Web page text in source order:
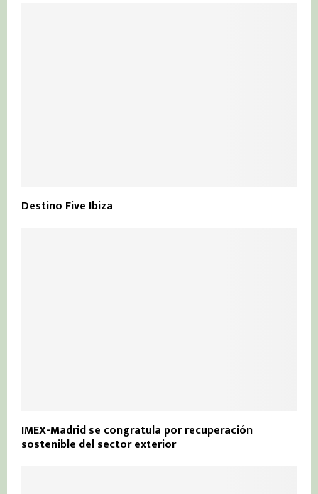
Destino Five Ibiza
IMEX-Madrid se congratula por recuperación
sostenible del sector exterior